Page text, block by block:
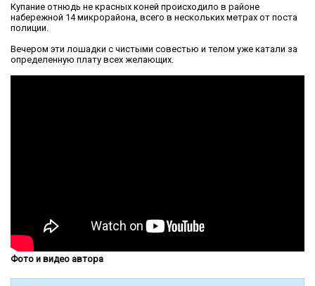
Купание отнюдь не красных коней происходило в районе
набережной 14 микрорайона, всего в нескольких метрах от поста
полиции.
Вечером эти лошадки с чистыми совестью и телом уже катали за
определенную плату всех желающих.
Фото и видео автора